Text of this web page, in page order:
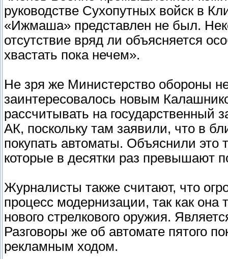
руководстве Сухопутных войск в
«Ижмаша» представлен не был.
отсутствие вряд ли объясняется
хвастать пока нечем».
Не зря же Министерство обороны
заинтересовалось новым
рассчитывать на государственный
АК, поскольку там заявили, что в
покупать автоматы. Объяснили
которые в десятки раз превышают
Журналисты также считают, что
процесс модернизации, так как она
нового стрелкового оружия.
Разговоры же об автомате пятого
рекламным ходом.